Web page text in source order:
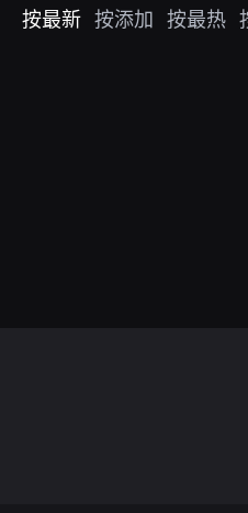
按最新 按添加 按最热